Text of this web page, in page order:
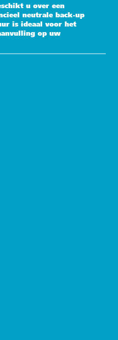
u over een
neutrale back-up
is ideaal voor het
op uw